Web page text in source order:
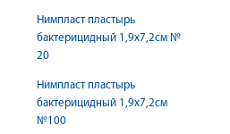
Нимпласт пластырь
бактерицидный 1,9х7,2см №
20
Нимпласт пластырь
бактерицидный 1,9х7,2см
№100